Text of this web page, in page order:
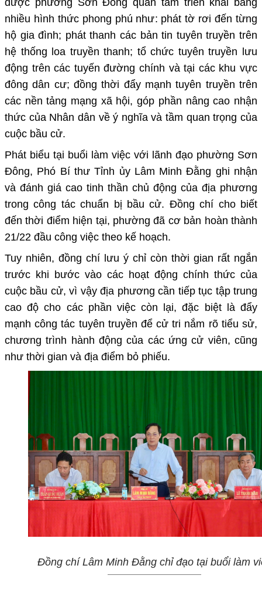
được phường Sơn Đông quan tâm triển khai bằng
nhiều hình thức phong phú như: phát tờ rơi đến từng
hộ gia đình; phát thanh các bản tin tuyên truyền trên
hệ thống loa truyền thanh; tổ chức tuyên truyền lưu
động trên các tuyến đường chính và tại các khu vực
đông dân cư; đồng thời đẩy mạnh tuyên truyền trên
các nền tảng mạng xã hội, góp phần nâng cao nhận
thức của Nhân dân về ý nghĩa và tầm quan trọng của
cuộc bầu cử.
Phát biểu tại buổi làm việc với lãnh đạo phường Sơn
Đông, Phó Bí thư Tỉnh ủy Lâm Minh Đằng ghi nhận
và đánh giá cao tinh thần chủ động của địa phương
trong công tác chuẩn bị bầu cử. Đồng chí cho biết
đến thời điểm hiện tại, phường đã cơ bản hoàn thành
21/22 đầu công việc theo kế hoạch.
Tuy nhiên, đồng chí lưu ý chỉ còn thời gian rất ngắn
trước khi bước vào các hoạt động chính thức của
cuộc bầu cử, vì vậy địa phương cần tiếp tục tập trung
cao độ cho các phần việc còn lại, đặc biệt là đẩy
mạnh công tác tuyên truyền để cử tri nắm rõ tiểu sử,
chương trình hành động của các ứng cử viên, cũng
như thời gian và địa điểm bỏ phiếu.
Đồng chí Lâm Minh Đằng chỉ đạo tại buổi làm